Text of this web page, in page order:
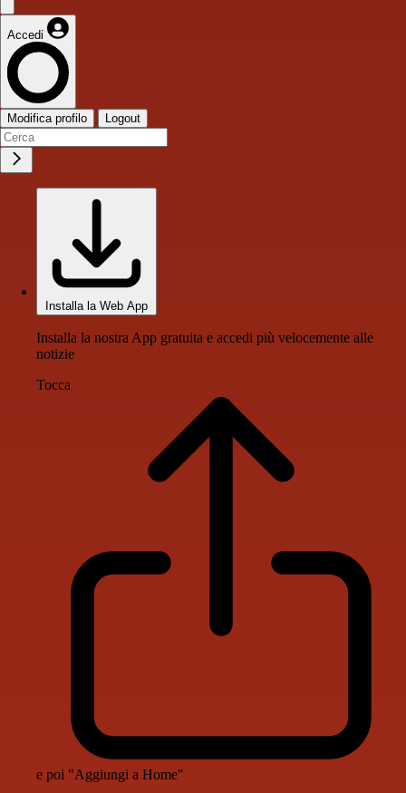
Accedi
Modifica profilo Logout
Installa la Web App
Installa la nostra App gratuita e accedi più velocemente alle
notizie
Tocca
e poi "Aggiungi a Home"